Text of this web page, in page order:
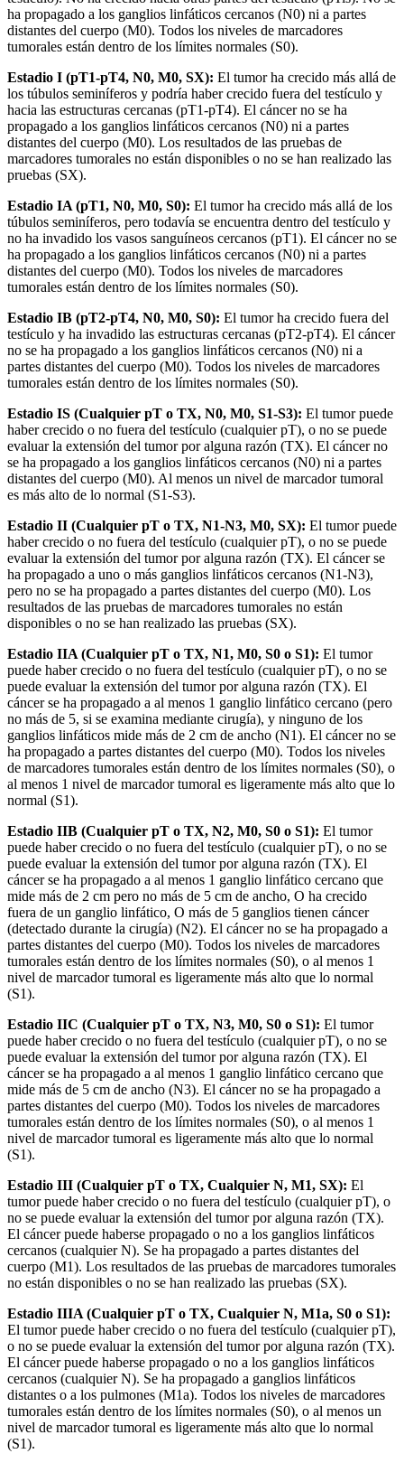
ha propagado a los ganglios linfáticos cercanos (N0) ni a partes
distantes del cuerpo (M0). Todos los niveles de marcadores
tumorales están dentro de los límites normales (S0).
Estadio I (pT1-pT4, N0, M0, SX): El tumor ha crecido más allá de
los túbulos seminíferos y podría haber crecido fuera del testículo y
hacia las estructuras cercanas (pT1-pT4). El cáncer no se ha
propagado a los ganglios linfáticos cercanos (N0) ni a partes
distantes del cuerpo (M0). Los resultados de las pruebas de
marcadores tumorales no están disponibles o no se han realizado las
pruebas (SX).
Estadio IA (pT1, N0, M0, S0): El tumor ha crecido más allá de los
túbulos seminíferos, pero todavía se encuentra dentro del testículo y
no ha invadido los vasos sanguíneos cercanos (pT1). El cáncer no se
ha propagado a los ganglios linfáticos cercanos (N0) ni a partes
distantes del cuerpo (M0). Todos los niveles de marcadores
tumorales están dentro de los límites normales (S0).
Estadio IB (pT2-pT4, N0, M0, S0): El tumor ha crecido fuera del
testículo y ha invadido las estructuras cercanas (pT2-pT4). El cáncer
no se ha propagado a los ganglios linfáticos cercanos (N0) ni a
partes distantes del cuerpo (M0). Todos los niveles de marcadores
tumorales están dentro de los límites normales (S0).
Estadio IS (Cualquier pT o TX, N0, M0, S1-S3): El tumor puede
haber crecido o no fuera del testículo (cualquier pT), o no se puede
evaluar la extensión del tumor por alguna razón (TX). El cáncer no
se ha propagado a los ganglios linfáticos cercanos (N0) ni a partes
distantes del cuerpo (M0). Al menos un nivel de marcador tumoral
es más alto de lo normal (S1-S3).
Estadio II (Cualquier pT o TX, N1-N3, M0, SX): El tumor puede
haber crecido o no fuera del testículo (cualquier pT), o no se puede
evaluar la extensión del tumor por alguna razón (TX). El cáncer se
ha propagado a uno o más ganglios linfáticos cercanos (N1-N3),
pero no se ha propagado a partes distantes del cuerpo (M0). Los
resultados de las pruebas de marcadores tumorales no están
disponibles o no se han realizado las pruebas (SX).
Estadio IIA (Cualquier pT o TX, N1, M0, S0 o S1): El tumor
puede haber crecido o no fuera del testículo (cualquier pT), o no se
puede evaluar la extensión del tumor por alguna razón (TX). El
cáncer se ha propagado a al menos 1 ganglio linfático cercano (pero
no más de 5, si se examina mediante cirugía), y ninguno de los
ganglios linfáticos mide más de 2 cm de ancho (N1). El cáncer no se
ha propagado a partes distantes del cuerpo (M0). Todos los niveles
de marcadores tumorales están dentro de los límites normales (S0), o
al menos 1 nivel de marcador tumoral es ligeramente más alto que lo
normal (S1).
Estadio IIB (Cualquier pT o TX, N2, M0, S0 o S1): El tumor
puede haber crecido o no fuera del testículo (cualquier pT), o no se
puede evaluar la extensión del tumor por alguna razón (TX). El
cáncer se ha propagado a al menos 1 ganglio linfático cercano que
mide más de 2 cm pero no más de 5 cm de ancho, O ha crecido
fuera de un ganglio linfático, O más de 5 ganglios tienen cáncer
(detectado durante la cirugía) (N2). El cáncer no se ha propagado a
partes distantes del cuerpo (M0). Todos los niveles de marcadores
tumorales están dentro de los límites normales (S0), o al menos 1
nivel de marcador tumoral es ligeramente más alto que lo normal
(S1).
Estadio IIC (Cualquier pT o TX, N3, M0, S0 o S1): El tumor
puede haber crecido o no fuera del testículo (cualquier pT), o no se
puede evaluar la extensión del tumor por alguna razón (TX). El
cáncer se ha propagado a al menos 1 ganglio linfático cercano que
mide más de 5 cm de ancho (N3). El cáncer no se ha propagado a
partes distantes del cuerpo (M0). Todos los niveles de marcadores
tumorales están dentro de los límites normales (S0), o al menos 1
nivel de marcador tumoral es ligeramente más alto que lo normal
(S1).
Estadio III (Cualquier pT o TX, Cualquier N, M1, SX): El
tumor puede haber crecido o no fuera del testículo (cualquier pT), o
no se puede evaluar la extensión del tumor por alguna razón (TX).
El cáncer puede haberse propagado o no a los ganglios linfáticos
cercanos (cualquier N). Se ha propagado a partes distantes del
cuerpo (M1). Los resultados de las pruebas de marcadores tumorales
no están disponibles o no se han realizado las pruebas (SX).
Estadio IIIA (Cualquier pT o TX, Cualquier N, M1a, S0 o S1):
El tumor puede haber crecido o no fuera del testículo (cualquier pT),
o no se puede evaluar la extensión del tumor por alguna razón (TX).
El cáncer puede haberse propagado o no a los ganglios linfáticos
cercanos (cualquier N). Se ha propagado a ganglios linfáticos
distantes o a los pulmones (M1a). Todos los niveles de marcadores
tumorales están dentro de los límites normales (S0), o al menos un
nivel de marcador tumoral es ligeramente más alto que lo normal
(S1).